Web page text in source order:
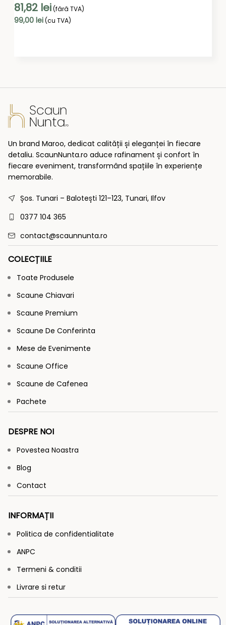
81,82 lei(fără TVA)
99,00 lei(cu TVA)
Un brand Maroo, dedicat calității și eleganței în fiecare
detaliu. ScaunNunta.ro aduce rafinament și confort în
fiecare eveniment, transformând spațiile în experiențe
memorabile.
Șos. Tunari – Balotești 121–123, Tunari, Ilfov
0377 104 365
contact@scaunnunta.ro
COLECȚIILE
Toate Produsele
Scaune Chiavari
Scaune Premium
Scaune De Conferinta
Mese de Evenimente
Scaune Office
Scaune de Cafenea
Pachete
DESPRE NOI
Povestea Noastra
Blog
Contact
INFORMAȚII
Politica de confidentialitate
ANPC
Termeni & conditii
Livrare si retur